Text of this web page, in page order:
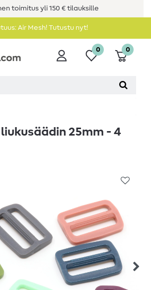
toimitus yli 150 € tilauksille
Air Mesh! Tutustu nyt!
0 0
25mm - 4